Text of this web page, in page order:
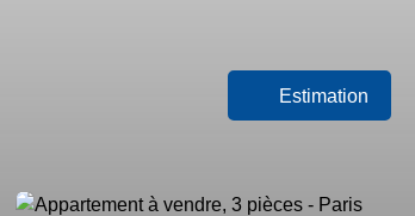
Estimation